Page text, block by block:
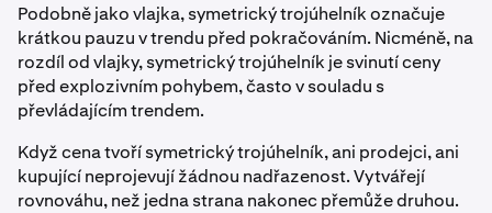
Podobně jako vlajka, symetrický trojúhelník označuje
krátkou pauzu v trendu před pokračováním. Nicméně, na
rozdíl od vlajky, symetrický trojúhelník je svinutí ceny
před explozivním pohybem, často v souladu s
převládajícím trendem.
Když cena tvoří symetrický trojúhelník, ani prodejci, ani
kupující neprojevují žádnou nadřazenost. Vytvářejí
rovnováhu, než jedna strana nakonec přemůže druhou.